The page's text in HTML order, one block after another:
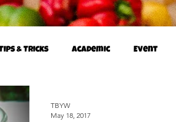
& Tricks Academic Event
TBYW
May 18, 2017